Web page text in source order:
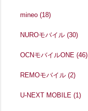
mineo(18)
NUROモバイル(30)
OCNモバイルONE(46)
REMOモバイル(2)
U-NEXT MOBILE(1)